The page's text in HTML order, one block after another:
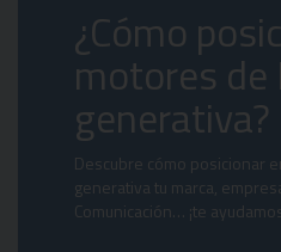
¿Cómo
motores de
generativa?
Descubre cómo posicionar
generativa tu marca,
Comunicación… ¡te